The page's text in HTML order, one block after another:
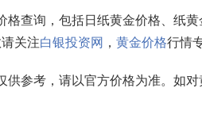
格查询，包括日纸黄金价格、纸
关注白银投资网 ， 黄金价格行情
供参考，请以官方价格为准。如